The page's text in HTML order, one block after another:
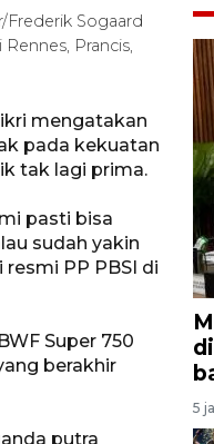
Frederik Sogaard
Prancis,
mengatakan
pada kekuatan
tak lagi prima.
pasti bisa
sudah yakin
PP PBSI di
Super 750
berakhir
putra
5